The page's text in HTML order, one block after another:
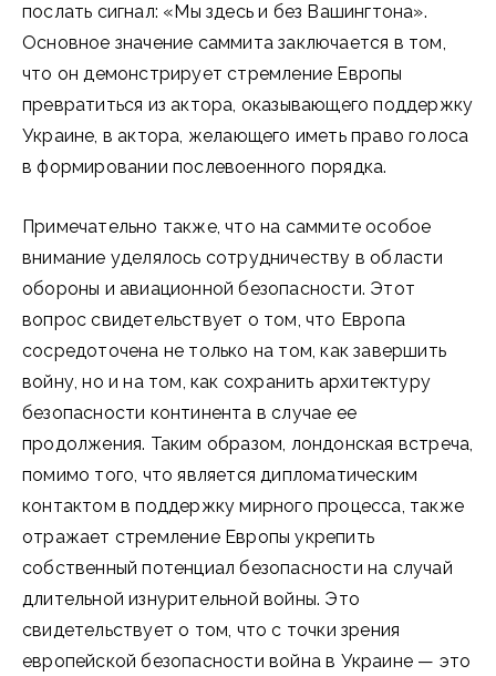
послать сигнал: «Мы здесь и без Вашингтона».
Основное значение саммита заключается в том,
что он демонстрирует стремление Европы
превратиться из актора, оказывающего поддержку
Украине, в актора, желающего иметь право голоса
в формировании послевоенного порядка.
Примечательно также, что на саммите особое
внимание уделялось сотрудничеству в области
обороны и авиационной безопасности. Этот
вопрос свидетельствует о том, что Европа
сосредоточена не только на том, как завершить
войну, но и на том, как сохранить архитектуру
безопасности континента в случае ее
продолжения. Таким образом, лондонская встреча,
помимо того, что является дипломатическим
контактом в поддержку мирного процесса, также
отражает стремление Европы укрепить
собственный потенциал безопасности на случай
длительной изнурительной войны. Это
свидетельствует о том, что с точки зрения
европейской безопасности война в Украине — это